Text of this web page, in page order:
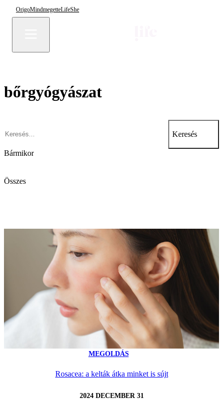
OrigoMindmegetteLifeShe
bőrgyógyászat
Keresés
Bármikor
Összes
MEGOLDÁS
Rosacea: a kelták átka minket is sújt
2024 DECEMBER 31